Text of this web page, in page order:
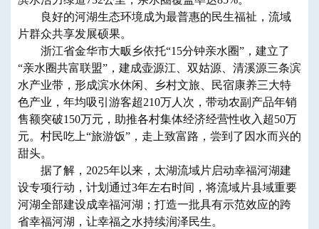
良好的河湖生态环境成为最普惠的民生福祉，流域
片群众共享发展硕果。
浙江省金华市大畈乡依托“15分钟亲水圈”，建立了
“亲水圈共富联盟”，建成壶源江、双姑源、清溪源三条滨
水产业带，形成滨水休闲、乡村文旅、民宿康养三大特
色产业，年均吸引游客超210万人次，带动农副产品年销
售额突破150万元，助推各村集体经济经营性收入超50万
元。村民吃上“旅游饭”，走上致富路，尝到了因水而兴的
甜头。
据了解，2025年以来，太湖流域片启动幸福河湖建
设专项行动，计划通过3年左右时间，将流域片县域重要
河湖全部建设成幸福河湖；打造一批具有示范效应的跨
省幸福河湖，让幸福之水持续润泽民生。